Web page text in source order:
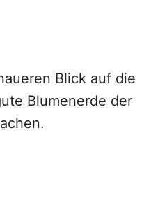
Blick auf die
Blumenerde der